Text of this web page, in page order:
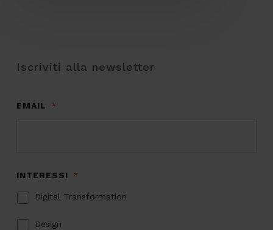
Iscriviti alla newsletter
EMAIL *
INTERESSI *
Digital Transformation
Design